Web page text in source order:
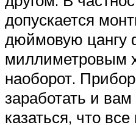
допускается
дюймовую цангу
миллиметровым
наоборот.
заработать и
казаться, что